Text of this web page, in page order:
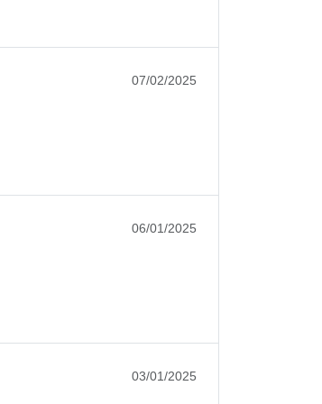
07/02/2025
06/01/2025
03/01/2025